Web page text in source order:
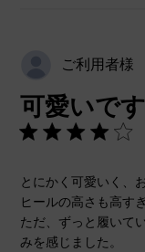
ご利用者様
可愛いです
とにかく可愛いく、
ヒールの高さも高す
ただ、ずっと履いて
みを感じました。